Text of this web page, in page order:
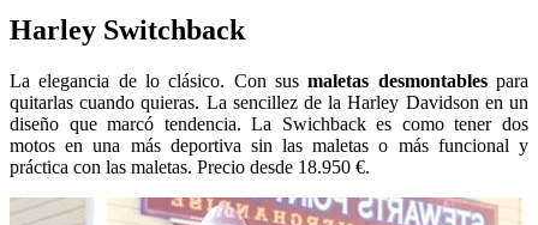
Harley Switchback
La elegancia de lo clásico. Con sus maletas desmontablespara
quitarlas cuando quieras. La sencillez de la Harley Davidson en un
diseño que marcó tendencia. La Swichback es como tener dos
motos en una más deportiva sin las maletas o más funcional y
práctica con las maletas. Precio desde 18.950 €.